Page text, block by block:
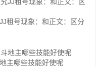
租号现象：和正文：区分
主哪些技能好使呢